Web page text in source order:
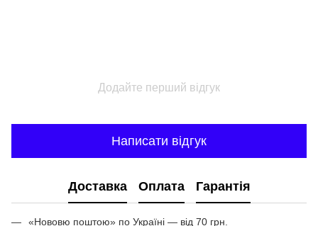
Додайте перший відгук
Написати відгук
Доставка Оплата Гарантія
«Нововю поштою» по Україні — від 70 грн.